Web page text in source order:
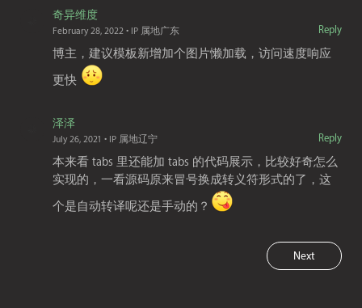
奇异维度
Reply
February 28, 2022 • IP 属地广东
博主，建议模板新增加个图片懒加载，访问速度响应
更快
泽泽
Reply
July 26, 2021 • IP 属地辽宁
本来看 tabs 里还能加 tabs 的代码展示，比较好奇怎么
实现的，一看源码原来冒号换成转义符形式的了，这
个是自动转译呢还是手动的？
Next